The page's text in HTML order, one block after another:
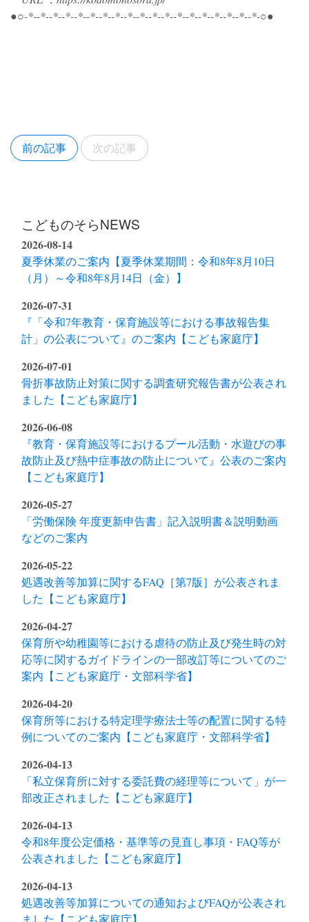
●○-*--*--*--*--*--*--*--*--*--*--*--*--*--*--*--*--*--*--*-○●
前の記事 次の記事
こどものそらNEWS
2026-08-14
夏季休業のご案内【夏季休業期間：令和8年8月10日
（月）～令和8年8月14日（金）】
2026-07-31
『「令和7年教育・保育施設等における事故報告集
計」の公表について』のご案内【こども家庭庁】
2026-07-01
骨折事故防止対策に関する調査研究報告書が公表され
ました【こども家庭庁】
2026-06-08
『教育・保育施設等におけるプール活動・水遊びの事
故防止及び熱中症事故の防止について』公表のご案内
【こども家庭庁】
2026-05-27
「労働保険 年度更新申告書」記入説明書＆説明動画
などのご案内
2026-05-22
処遇改善等加算に関するFAQ［第7版］が公表されま
した【こども家庭庁】
2026-04-27
保育所や幼稚園等における虐待の防止及び発生時の対
応等に関するガイドラインの一部改訂等についてのご
案内【こども家庭庁・文部科学省】
2026-04-20
保育所等における特定理学療法士等の配置に関する特
例についてのご案内【こども家庭庁・文部科学省】
2026-04-13
「私立保育所に対する委託費の経理等について」が一
部改正されました【こども家庭庁】
2026-04-13
令和8年度公定価格・基準等の見直し事項・FAQ等が
公表されました【こども家庭庁】
2026-04-13
処遇改善等加算についての通知およびFAQが公表され
ました【こども家庭庁】